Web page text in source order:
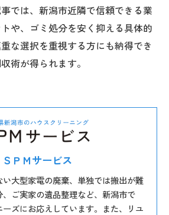
では、新潟市近隣で信頼できる業
や、ゴミ処分を安く抑える具体的
な選択を重視する方にも納得でき
術が得られます。
ＳＰＭサービス
大型家電の廃棄、単独では搬出が難
、ご実家の遺品整理など、新潟市で
ズにお応えしています。また、リユ